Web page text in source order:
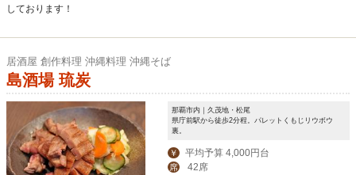
しております！
居酒屋 創作料理 沖縄料理 沖縄そば
島酒場 琉炭
那覇市内｜久茂地・松尾
県庁前駅から徒歩2分程。パレットくもじリウボウ
裏。
￥ 平均予算 4,000円台
席 42席